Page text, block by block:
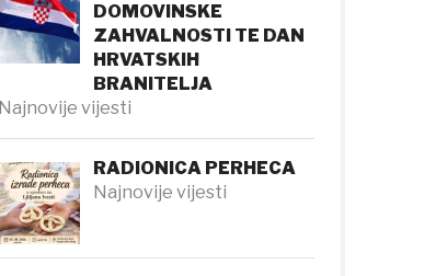
DOMOVINSKE
ZAHVALNOSTI TE DAN
HRVATSKIH
BRANITELJA
Najnovije vijesti
RADIONICA PERHECA
Najnovije vijesti